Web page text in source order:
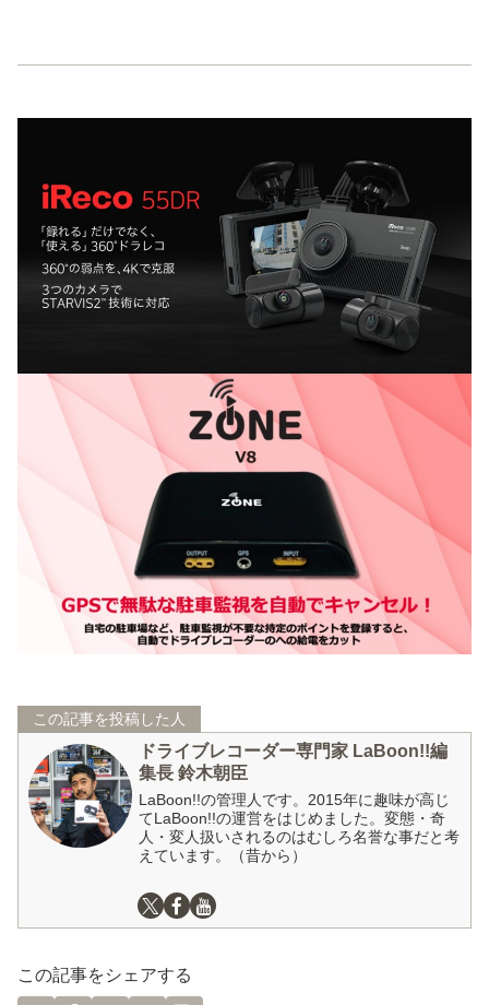
この記事を投稿した人
ドライブレコーダー専門家 LaBoon!!編
集長 鈴木朝臣
LaBoon!!の管理人です。2015年に趣味が高じ
てLaBoon!!の運営をはじめました。変態・奇
人・変人扱いされるのはむしろ名誉な事だと考
えています。（昔から）
この記事をシェアする